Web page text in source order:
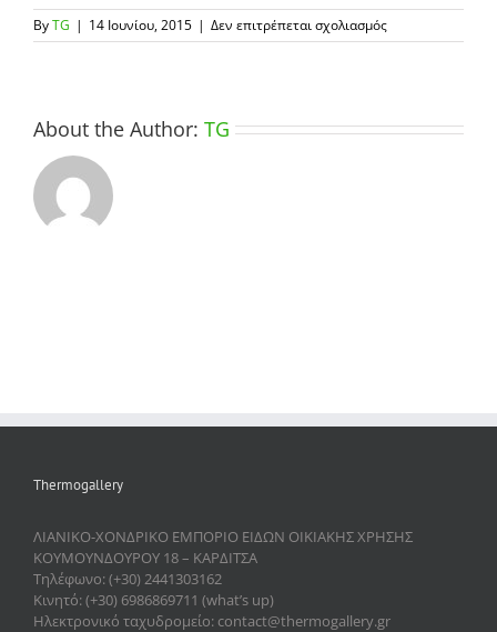
ByTG | 14 Ιουνίου, 2015 | Δεν επιτρέπεται σχολιασμόςστο
Θερμός-
About the Author: TG
Thermogallery
ΛΙΑΝΙΚΟ-ΧΟΝΔΡΙΚΟ ΕΜΠΟΡΙΟ ΕΙΔΩΝ ΟΙΚΙΑΚΗΣ ΧΡΗΣΗΣ
ΚΟΥΜΟΥΝΔΟΥΡΟΥ 18 – ΚΑΡΔΙΤΣΑ
Τηλέφωνο: (+30) 2441303162
Κινητό: (+30) 6986869711 (what’s up)
Ηλεκτρονικό ταχυδρομείο: contact@thermogallery.gr